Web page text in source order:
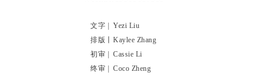
文字 |
排版丨
初审 |
终审 |
Yezi Liu
Kaylee Zhang
Cassie Li
Coco Zheng